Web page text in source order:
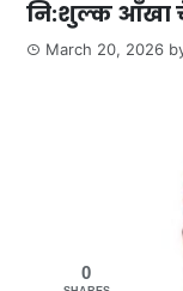
नि:शुल्क आँखा
March 20, 2026
0